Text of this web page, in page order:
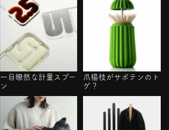
一目瞭然な計量スプー
ン
爪楊枝がサボテンのト
ゲ？